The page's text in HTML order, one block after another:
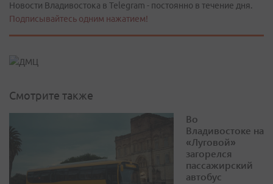
Новости Владивостока в Telegram - постоянно в течение дня.
Подписывайтесь одним нажатием!
Смотрите также
Во
Владивостоке на
«Луговой»
загорелся
пассажирский
автобус